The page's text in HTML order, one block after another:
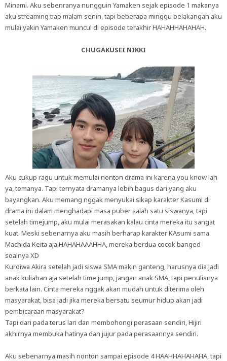
Minami. Aku sebenranya nungguin Yamaken sejak episode 1 makanya
aku streaming tiap malam senin, tapi beberapa minggu belakangan aku
mulai yakin Yamaken muncul di episode terakhir HAHAHHAHAHAH.
CHUGAKUSEI NIKKI
Aku cukup ragu untuk memulai nonton drama ini karena you know lah
ya, temanya. Tapi ternyata dramanya lebih bagus dari yang aku
bayangkan. Aku memang nggak menyukai sikap karakter Kasumi di
drama ini dalam menghadapi masa puber salah satu siswanya, tapi
setelah timejump, aku mulai merasakan kalau cinta mereka itu sangat
kuat. Meski sebenarnya aku masih berharap karakter KAsumi sama
Machida Keita aja HAHAHAAAHHA, mereka berdua cocok banged
soalnya XD
Kuroiwa Akira setelah jadi siswa SMA makin ganteng, harusnya dia jadi
anak kuliahan aja setelah time jump, jangan anak SMA, tapi penulisnya
berkata lain. Cinta mereka nggak akan mudah untuk diterima oleh
masyarakat, bisa jadi jika mereka bersatu seumur hidup akan jadi
pembicaraan masyarakat?
Tapi dari pada terus lari dan membohongi perasaan sendiri, Hijiri
akhirnya membuka hatinya dan jujur pada perasaannya sendiri.
Aku sebenarnya masih nonton sampai episode 4 HAAHHAHAHAHA, tapi